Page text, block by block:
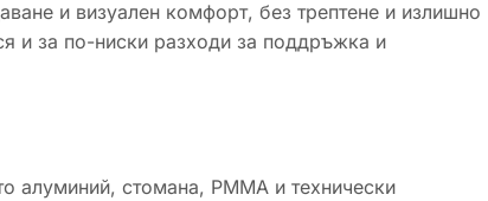
и визуален комфорт, без трептене и излишно
и за по-ниски разходи за поддръжка и
алуминий, стомана, PMMA и технически